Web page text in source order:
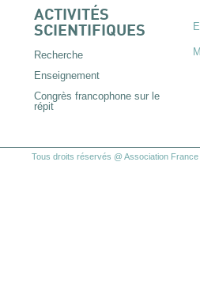
ACTIVITÉS
SCIENTIFIQUES
Recherche
Enseignement
Congrès francophone sur le
répit
Tous droits réservés @ Association France